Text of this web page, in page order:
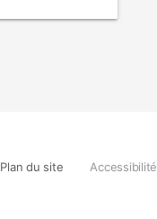
Plan du site Accessibilité